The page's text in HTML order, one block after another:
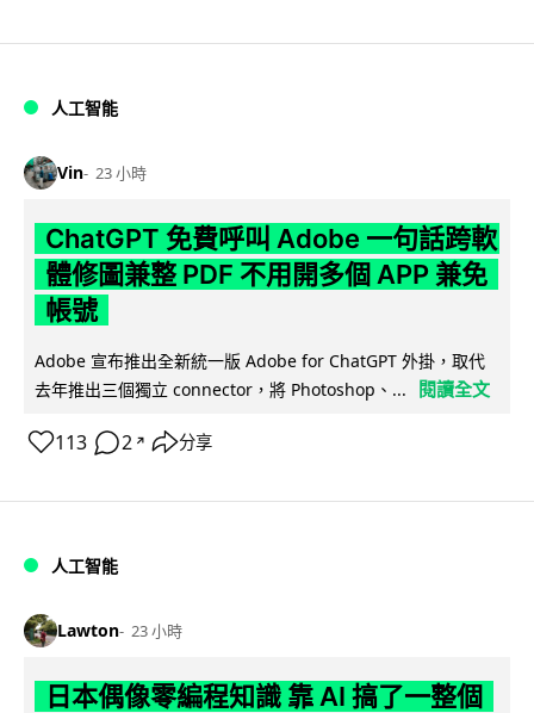
人工智能
Vin 23 小時
ChatGPT 免費呼叫 Adobe 一句話跨軟
體修圖兼整 PDF 不用開多個 APP 兼免
帳號
Adobe 宣布推出全新統一版 Adobe for ChatGPT 外掛，取代
去年推出三個獨立 connector，將 Photoshop、...
閱讀全文
113 2 ↗ 分享
人工智能
Lawton 23 小時
日本偶像零編程知識 靠 AI 搞了一整個